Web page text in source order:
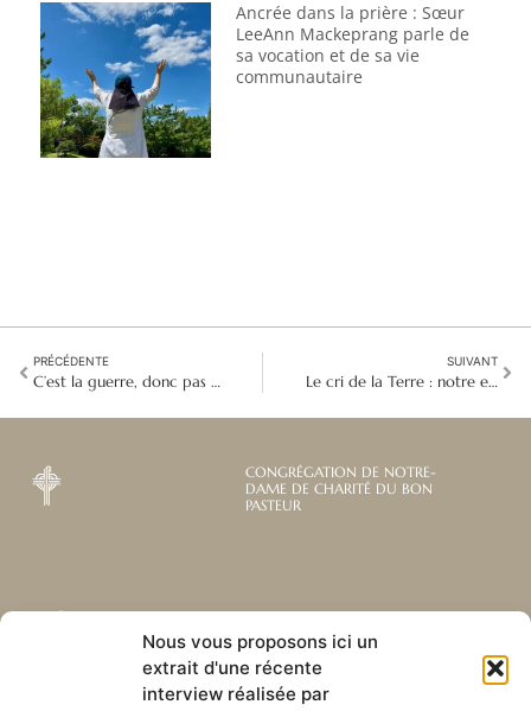
Nous vous proposons ici un
extrait d'une récente
interview réalisée par
Ancrée dans la prière : Sœur
LeeAnn Mackeprang parle de
sa vocation et de sa vie
communautaire
PRÉCÉDENTE
C’est la guerre, donc pas d’éducation : les religieuses catholiques aident à garantir l'éducation des enfants
SUIVANT
Le cri de la Terre : notre engagement envers Laudato Si’
CONGRÉGATION DE NOTRE-
DAME DE CHARITÉ DU BON
PASTEUR
Abonnez-vous à notre
newsletter mensuelle
Recevez les dernières nouvelles
Liens utiles